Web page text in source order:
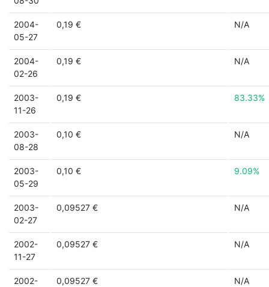
2004-
05-27
0,19 € N/A
2004-
02-26
0,19 € N/A
2003-
11-26
0,19 € 83.33%
2003-
08-28
0,10 € N/A
2003-
05-29
0,10 € 9.09%
2003-
02-27
0,09527 € N/A
2002-
11-27
0,09527 € N/A
2002-
0,09527 € N/A